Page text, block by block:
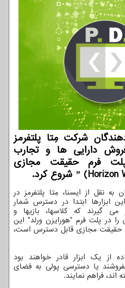
شرکت مِتا پلتفرمز
دارایی ها و تجارب
فرم حقیقت مجازی
به نقل از ایسنا، مِتا پلتفرمز در
ابزارها ابتدا در دسترس شمار
می گیرند که کلاسها، بازیها و
در پلت فرم "هورایزن ورلد" این
حقیقت مجازی قابل دسترس است،
از یک ابزار قادر خواهند بود
یا دسترسی پولی به فضای
اند، فراهم نمایند.